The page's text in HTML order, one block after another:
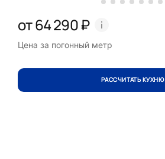
от 64 290 ₽
Цена за погонный метр
РАССЧИТАТЬ КУХНЮ